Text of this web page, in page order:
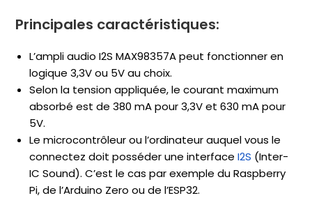
Principales caractéristiques:
L’ampli audio I2S MAX98357A peut fonctionner en
logique 3,3V ou 5V au choix.
Selon la tension appliquée, le courant maximum
absorbé est de 380 mA pour 3,3V et 630 mA pour
5V.
Le microcontrôleur ou l’ordinateur auquel vous le
connectez doit posséder une interfaceI2S (Inter-
IC Sound). C’est le cas par exemple du Raspberry
Pi, de l’Arduino Zero ou de l’ESP32.